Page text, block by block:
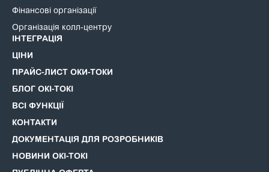
Фінансові організації
Організація колл-центру
ІНТЕГРАЦІЯ
ЦІНИ
ПРАЙС-ЛИСТ ОКИ-ТОКИ
БЛОГ ОКІ-ТОКІ
ВСІ ФУНКЦІЇ
КОНТАКТИ
ДОКУМЕНТАЦІЯ ДЛЯ РОЗРОБНИКІВ
НОВИНИ ОКІ-ТОКІ